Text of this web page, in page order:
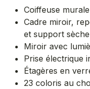
Coiffeuse
Cadre miroir,
et support
Miroir avec
Prise électrique
Étagères en
23 coloris au